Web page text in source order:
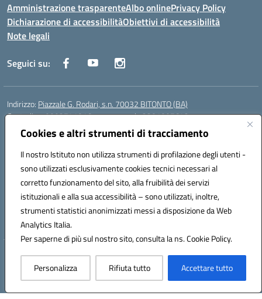
Cookies e altri strumenti di tracciamento
Il nostro Istituto non utilizza strumenti di profilazione degli utenti -
sono utilizzati esclusivamente cookies tecnici necessari al
corretto funzionamento del sito, alla fruibilità dei servizi
istituzionali e alla sua accessibilità – sono utilizzati, inoltre,
strumenti statistici anonimizzati messi a disposizione da Web
Analytics Italia.
Per saperne di più sul nostro sito, consulta la ns. Cookie Policy.
Personalizza Rifiuta tutto Accettare tutto
Amministrazione trasparenteAlbo onlinePrivacy Policy
Dichiarazione di accessibilitàObiettivi di accessibilità
Note legali
Seguici su:
Indirizzo: Piazzale G. Rodari, s.n. 70032 BITONTO (BA)
Centralino:0803741816 - corso serale 3381807642
Email: BATD220004@istruzione.it
Posta elettronica certificata (PEC):batd220004@pec.istruzione.it
Codice meccanografico:BATD220004
Codice Indice delle Pubbliche Amministrazioni (IPA): itcvg
Codice unico di fatturazione (CUF): UFIJVU
la scuola è raggiungibile anche al numero: ☎️ 3520316918
Hosting & Powered by 3D Solution S.r.l.
Concept & Design by Designers Italia